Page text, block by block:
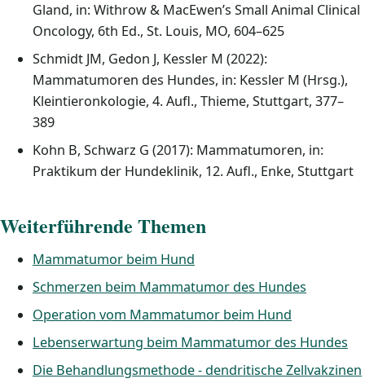
Gland, in: Withrow & MacEwen’s Small Animal Clinical
Oncology, 6th Ed., St. Louis, MO, 604–625
Schmidt JM, Gedon J, Kessler M (2022):
Mammatumoren des Hundes, in: Kessler M (Hrsg.),
Kleintieronkologie, 4. Aufl., Thieme, Stuttgart, 377–
389
Kohn B, Schwarz G (2017): Mammatumoren, in:
Praktikum der Hundeklinik, 12. Aufl., Enke, Stuttgart
Weiterführende Themen
Mammatumor beim Hund
Schmerzen beim Mammatumor des Hundes
Operation vom Mammatumor beim Hund
Lebenserwartung beim Mammatumor des Hundes
Die Behandlungsmethode - dendritische Zellvakzinen